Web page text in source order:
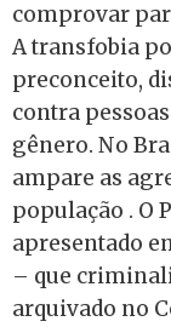
comprovar
A transfobia
preconceito,
contra
gênero. No
ampare as
população . O
apresentado
– que
arquivado no